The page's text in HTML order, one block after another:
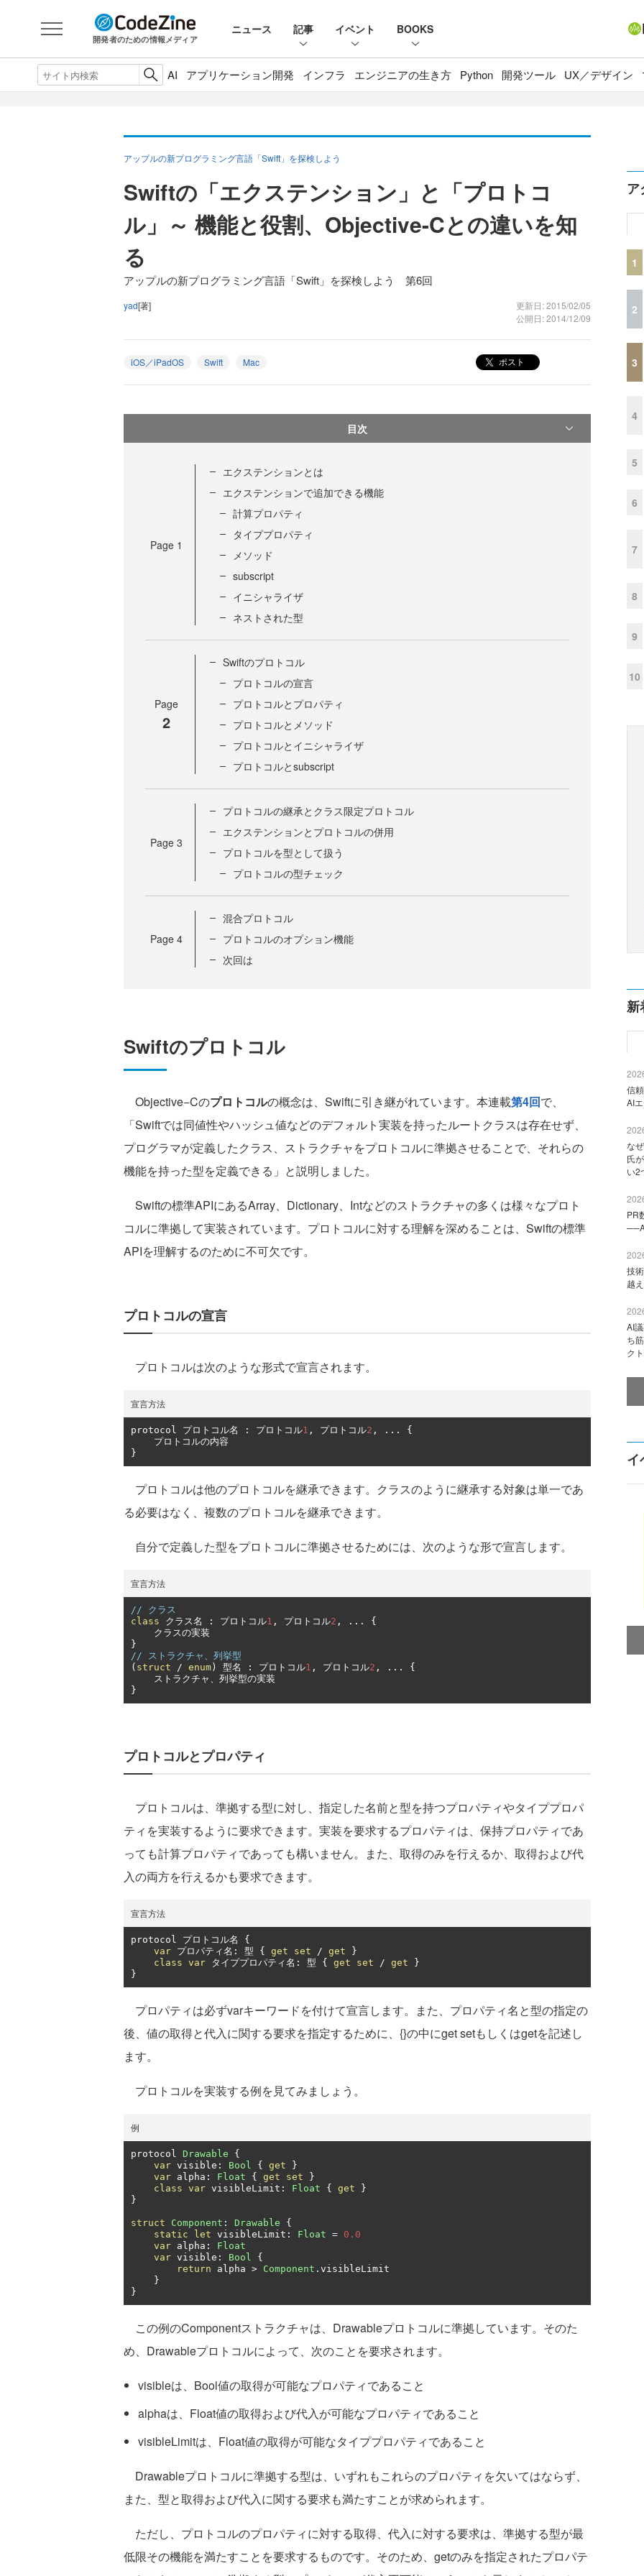
開発者のための情報メディア
ニュース 記事 イベント BOOKS
AI アプリケーション開発 インフラ エンジニアの生き方 Python 開発ツール UX／デザイン
アップルの新プログラミング言語「Swift」を探検しよう
Swiftの「エクステンション」と「プロトコ
ル」～ 機能と役割、Objective-Cとの違いを知
る
アップルの新プログラミング言語「Swift」を探検しよう 第6回
yad[著]
更新日: 2015/02/05
公開日: 2014/12/09
iOS／iPadOS Swift Mac ポスト
目次
Page 1
エクステンションとは
エクステンションで追加できる機能
計算プロパティ
タイププロパティ
メソッド
subscript
イニシャライザ
ネストされた型
Page
2
Swiftのプロトコル
プロトコルの宣言
プロトコルとプロパティ
プロトコルとメソッド
プロトコルとイニシャライザ
プロトコルとsubscript
Page 3
プロトコルの継承とクラス限定プロトコル
エクステンションとプロトコルの併用
プロトコルを型として扱う
プロトコルの型チェック
Page 4
混合プロトコル
プロトコルのオプション機能
次回は
Swiftのプロトコル
Objective−Cのプロトコルの概念は、Swiftに引き継がれています。本連載第4回で、
「Swiftでは同値性やハッシュ値などのデフォルト実装を持ったルートクラスは存在せず、
プログラマが定義したクラス、ストラクチャをプロトコルに準拠させることで、それらの
機能を持った型を定義できる」と説明しました。
Swiftの標準APIにあるArray、Dictionary、Intなどのストラクチャの多くは様々なプロト
コルに準拠して実装されています。プロトコルに対する理解を深めることは、Swiftの標準
APIを理解するのために不可欠です。
プロトコルの宣言
プロトコルは次のような形式で宣言されます。
宣言方法
protocol プロトコル名 : プロトコル1 , プロトコル2 , ...
{
プロトコルの内容
}
プロトコルは他のプロトコルを継承できます。クラスのように継承する対象は単一であ
る必要はなく、複数のプロトコルを継承できます。
自分で定義した型をプロトコルに準拠させるためには、次のような形で宣言します。
宣言方法
// クラス
class
クラス名 : プロトコル1 , プロトコル2 , ...
{
クラスの実装
}
// ストラクチャ、列挙型
( struct / enum ) 型名 : プロトコル1 , プロトコル2 , ...
{
ストラクチャ、列挙型の実装
}
プロトコルとプロパティ
プロトコルは、準拠する型に対し、指定した名前と型を持つプロパティやタイププロパ
ティを実装するように要求できます。実装を要求するプロパティは、保持プロパティであ
っても計算プロパティであっても構いません。また、取得のみを行えるか、取得および代
入の両方を行えるかも要求できます。
宣言方法
protocol プロトコル名
{
var プロパティ名: 型 { get set / get
}
class var タイププロパティ名: 型 { get set / get
}
}
プロパティは必ずvarキーワードを付けて宣言します。また、プロパティ名と型の指定の
後、値の取得と代入に関する要求を指定するために、{}の中にget setもしくはgetを記述し
ます。
プロトコルを実装する例を見てみましょう。
例
protocol Drawable
{
var visible : Bool { get
}
var alpha : Float { get set
}
class var visibleLimit : Float { get
}
}
struct Component : Drawable
{
static
let visibleLimit : Float = 0.0
var alpha :
Float
var visible : Bool
{
return alpha > Component . visibleLimit
}
}
この例のComponentストラクチャは、Drawableプロトコルに準拠しています。そのた
め、Drawableプロトコルによって、次のことを要求されます。
visibleは、Bool値の取得が可能なプロパティであること
alphaは、Float値の取得および代入が可能なプロパティであること
visibleLimitは、Float値の取得が可能なタイププロパティであること
Drawableプロトコルに準拠する型は、いずれもこれらのプロパティを欠いてはならず、
また、型と取得および代入に関する要求も満たすことが求められます。
ただし、プロトコルのプロパティに対する取得、代入に対する要求は、準拠する型が最
低限その機能を満たすことを要求するものです。そのため、getのみを指定されたプロパテ
ア
1
2
3
4
5
6
7
8
9
10
新
信
AI
な
氏
い2
PR
技
越
AI
ち
ク
イ